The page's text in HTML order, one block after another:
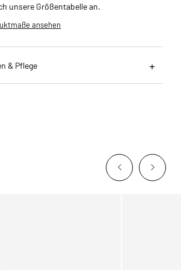
unsere Größentabelle an.
ansehen
& Pflege